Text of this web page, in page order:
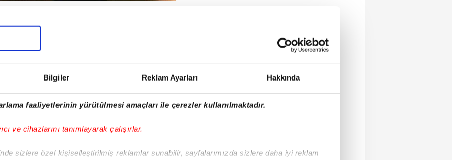
Bilgiler Reklam Ayarları Hakkında
faaliyetlerinin yürütülmesi amaçları ile çerezler kullanılmaktadır.
ve cihazlarını tanımlayarak çalışırlar.
sizlere özel kişiselleştirilmiş reklamlar sunabilir, sayfalarımızda sizlere daha iyi reklam
boyutu görenleri şaşkına çevirdi.